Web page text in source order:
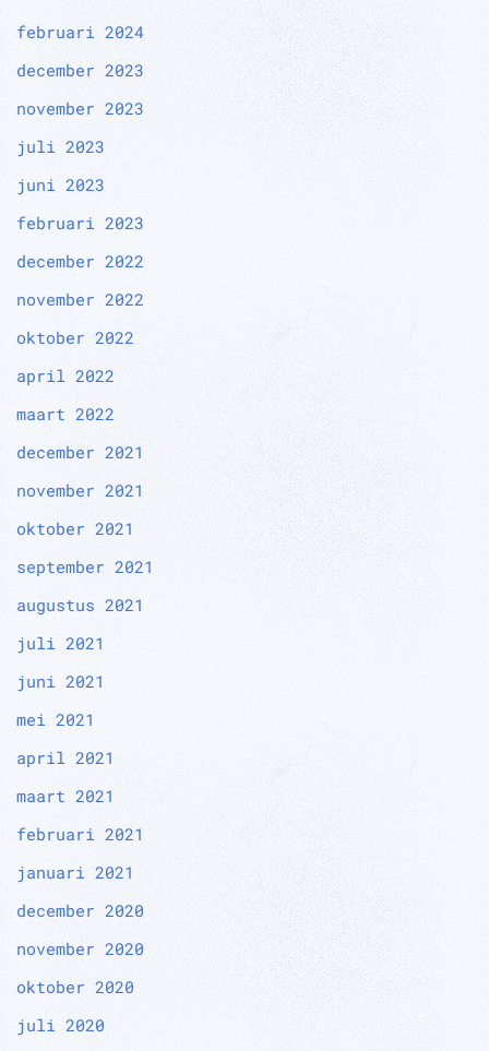
februari 2024
december 2023
november 2023
juli 2023
juni 2023
februari 2023
december 2022
november 2022
oktober 2022
april 2022
maart 2022
december 2021
november 2021
oktober 2021
september 2021
augustus 2021
juli 2021
juni 2021
mei 2021
april 2021
maart 2021
februari 2021
januari 2021
december 2020
november 2020
oktober 2020
juli 2020